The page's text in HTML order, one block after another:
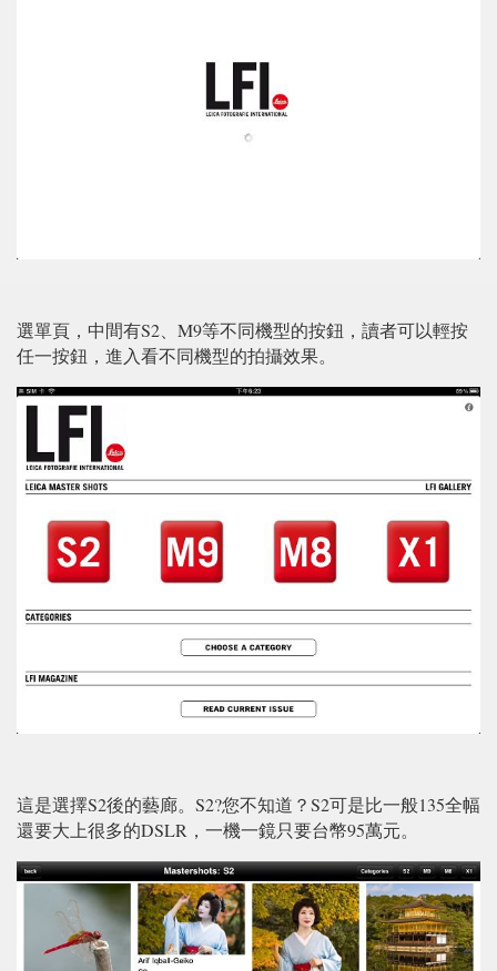
選單頁，中間有S2、M9等不同機型的按鈕，讀者可以輕按
任一按鈕，進入看不同機型的拍攝效果。
這是選擇S2後的藝廊。S2?您不知道？S2可是比一般135全幅
還要大上很多的DSLR，一機一鏡只要台幣95萬元。